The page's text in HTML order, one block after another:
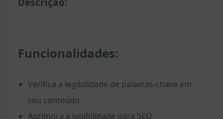
Funcionalidades:
Verifica a legibilidade de palavras-chave em
seu conteúdo
Aprimora a legibilidade para SEO